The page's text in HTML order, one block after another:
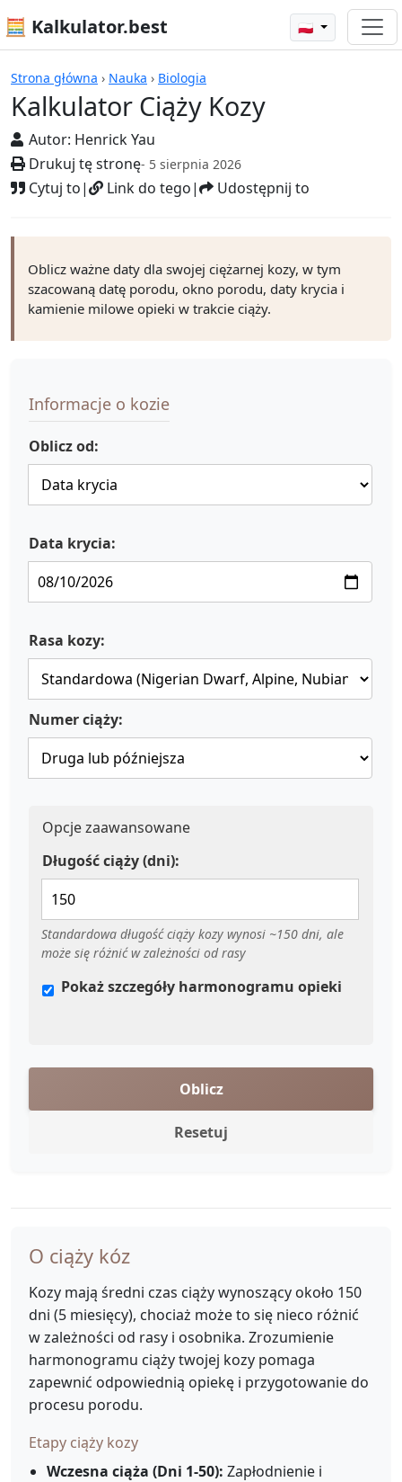
🧮 Kalkulator.best 🇵🇱
Strona główna › Nauka › Biologia
Kalkulator Ciąży Kozy
Autor: Henrick Yau
Drukuj tę stronę- 5 sierpnia 2026
Cytuj to| Link do tego| Udostępnij to
Kalkulatory
Oblicz ważne daty dla swojej ciężarnej kozy, w tym
szacowaną datę porodu, okno porodu, daty krycia i
kamienie milowe opieki w trakcie ciąży.
Informacje o kozie
Oblicz od:
Data krycia:
Rasa kozy:
Numer ciąży:
Opcje zaawansowane
Długość ciąży (dni):
Standardowa długość ciąży kozy wynosi ~150 dni, ale
może się różnić w zależności od rasy
Pokaż szczegóły harmonogramu opieki
Oblicz
Resetuj
O ciąży kóz
Kozy mają średni czas ciąży wynoszący około 150
dni (5 miesięcy), chociaż może to się nieco różnić
w zależności od rasy i osobnika. Zrozumienie
harmonogramu ciąży twojej kozy pomaga
zapewnić odpowiednią opiekę i przygotowanie do
procesu porodu.
Etapy ciąży kozy
Wczesna ciąża (Dni 1-50): Zapłodnienie i